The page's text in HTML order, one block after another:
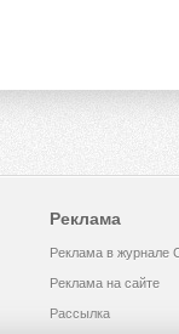
Реклама
Реклама в журнале
Реклама на сайте
Рассылка